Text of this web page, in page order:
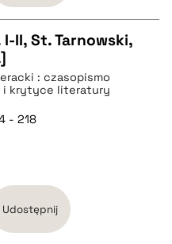
II, St. Tarnowski,
: czasopismo
i krytyce literatury
- 218
Udostępnij